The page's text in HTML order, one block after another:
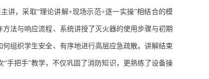
讲，采取“理论讲解+现场示范+逐一实操”相结合的模
法与响应流程、系统讲授了灭火器的使用步骤与初期
组织学生安全、有序地进行高层应急疏散。讲解结束
“手把手”教学，不仅巩固了消防知识，更熟练了设备操